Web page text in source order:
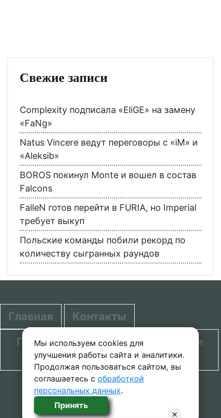
Мы используем cookies для
улучшения работы сайта и аналитики.
Продолжая пользоваться сайтом, вы
соглашаетесь с обработкой
персональных данных.
Принять
Свежие записи
Complexity подписала «EliGE» на замену
«FaNg»
Natus Vincere ведут переговоры с «iM» и
«Aleksib»
BOROS покинул Monte и вошел в состав
Falcons
FalleN готов перейти в FURIA, но Imperial
требует выкуп
Польские команды побили рекорд по
количеству сыгранных раундов
Главная
Контакты
Политика в отношении обработки
персональных данных
© 2020-2026 проект SecretGuide.RU При
копировании материалов сcылка на сайт
обязательна.